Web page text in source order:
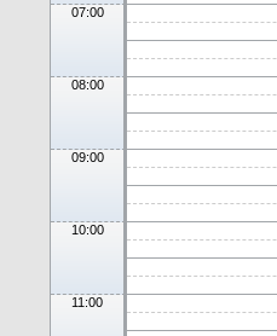
07:00
08:00
09:00
10:00
11:00